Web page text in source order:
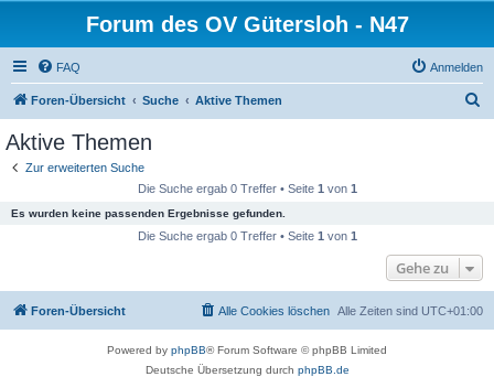
Forum des OV Gütersloh - N47
FAQ Anmelden
Foren-Übersicht Suche Aktive Themen
Aktive Themen
Zur erweiterten Suche
Die Suche ergab 0 Treffer • Seite 1 von 1
Es wurden keine passenden Ergebnisse gefunden.
Die Suche ergab 0 Treffer • Seite 1 von 1
Gehe zu
Foren-Übersicht Alle Zeiten sind UTC+01:00
Alle Cookies löschen
Powered by phpBB® Forum Software © phpBB Limited
Deutsche Übersetzung durch phpBB.de